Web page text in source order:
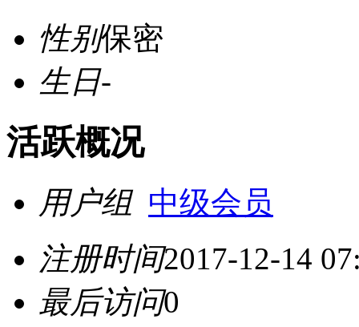
性别保密
生日-
活跃概况
用户组 中级会员
注册时间2017-12-14
最后访问0